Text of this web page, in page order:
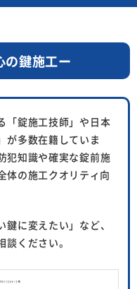
の鍵施工ー
「錠施工技師」や日本
が多数在籍していま
犯知識や確実な錠前施
体の施工クオリティ向
鍵に変えたい」など、
ください。